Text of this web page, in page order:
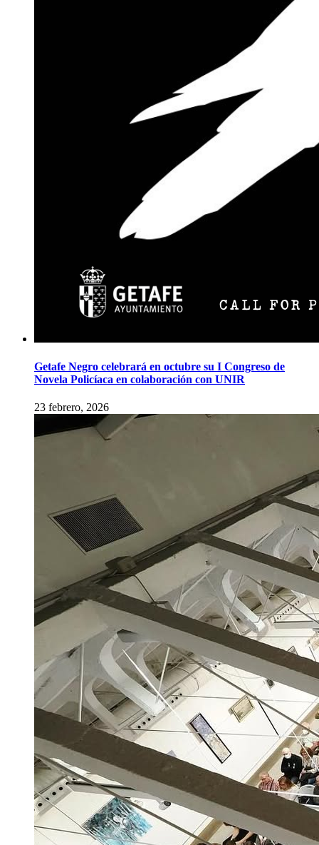
Getafe Negro celebrará en octubre su I Congreso de
Novela Policíaca en colaboración con UNIR
23 febrero, 2026